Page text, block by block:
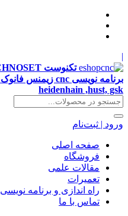
|
heidenhain ,hust, gsk
ورود | ثبت‌نام
صفحه اصلی
فروشگاه
مقالات علمی
تعمیرات
راه اندازی و برنامه نویسیCNC
تماس با ما